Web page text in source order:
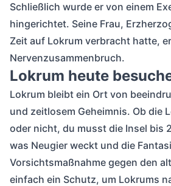
Schließlich wurde er von einem
hingerichtet. Seine Frau,
Zeit auf Lokrum verbracht hatte,
Nervenzusammenbruch.
Lokrum heute
Lokrum bleibt ein Ort von
und zeitlosem Geheimnis. Ob die
oder nicht, du musst die Insel bis
was Neugier weckt und die
Vorsichtsmaßnahme gegen den
einfach ein Schutz, um Lokrums